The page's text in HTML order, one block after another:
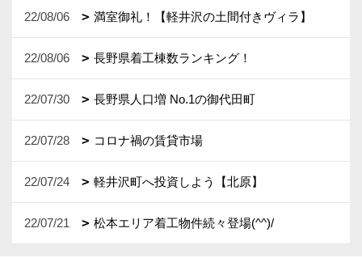
22/08/06 満室御礼！【軽井沢の土間付きヴィラ】
22/08/06 長野県着工棟数ランキング！
22/07/30 長野県人口増 No.1の御代田町
22/07/28 コロナ禍の賃貸市場
22/07/24 軽井沢町へ投資しよう【北原】
22/07/21 松本エリア着工物件続々登場(^^)/